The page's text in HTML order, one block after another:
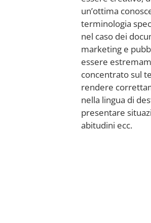
un’ottima
terminologia
nel caso dei
marketing e
essere
concentrato sul
rendere
nella lingua di
presentare
abitudini ecc.